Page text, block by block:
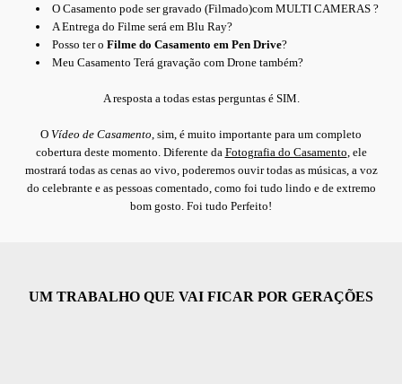
O Casamento pode ser gravado (Filmado)com MULTI CAMERAS ?
A Entrega do Filme será em Blu Ray?
Posso ter oFilme do Casamento em Pen Drive?
Meu Casamento Terá gravação com Drone também?
A resposta a todas estas perguntas é SIM.
O Vídeo de Casamento, sim, é muito importante para um completo
cobertura deste momento. Diferente da Fotografia do Casamento, ele
mostrará todas as cenas ao vivo, poderemos ouvir todas as músicas, a voz
do celebrante e as pessoas comentado, como foi tudo lindo e de extremo
bom gosto. Foi tudo Perfeito!
UM TRABALHO QUE VAI FICAR POR GERAÇÕES